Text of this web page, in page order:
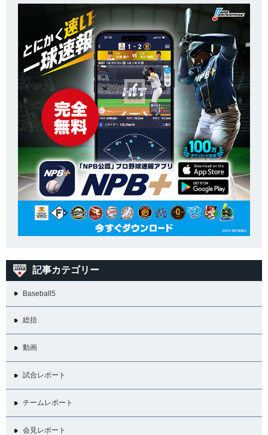
記事カテゴリー
Baseball5
総括
動画
試合レポート
チームレポート
会見レポート